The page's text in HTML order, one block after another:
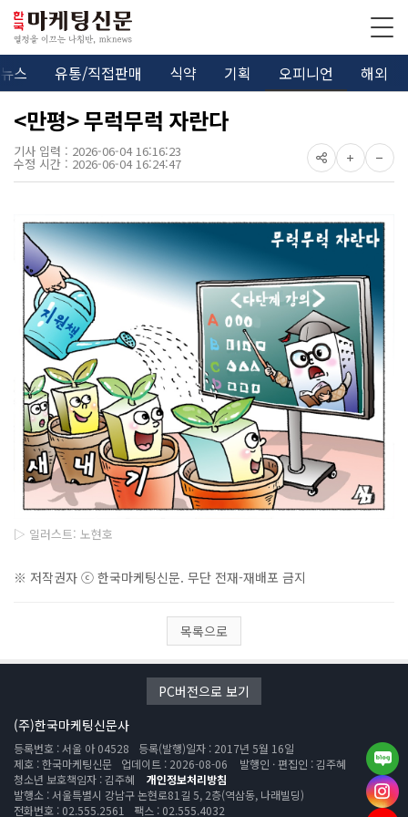
뉴스 유통/직접판매 식약 기획 오피니언 해외
<만평> 무럭무럭 자란다
기사 입력 : 2026-06-04 16:16:23
수정 시간 : 2026-06-04 16:24:47
▷ 일러스트: 노현호
※ 저작권자 ⓒ 한국마케팅신문. 무단 전재-재배포 금지
목록으로
PC버전으로 보기
(주)한국마케팅신문사
등록번호 : 서울 아 04528
등록(발행)일자 : 2017년 5월 16일
제호 : 한국마케팅신문
업데이트 : 2026-08-06
발행인 · 편집인 : 김주혜
청소년 보호책임자 : 김주혜
개인정보처리방침
발행소 : 서울특별시 강남구 논현로81길 5, 2층(역삼동, 나래빌딩)
전화번호 : 02.555.2561
팩스 : 02.555.4032